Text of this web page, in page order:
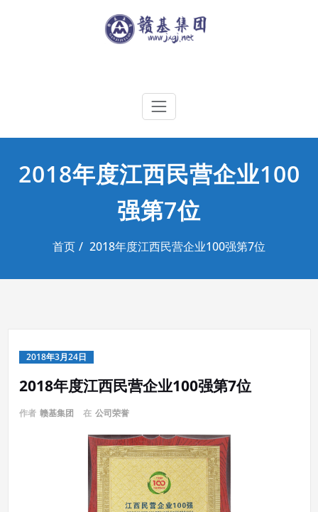
江西赣基集团工程有限公司
2018年度江西民营企业100
强第7位
首页 2018年度江西民营企业100强第7位
2018年3月24日
2018年度江西民营企业100强第7位
作者 赣基集团 在 公司荣誉